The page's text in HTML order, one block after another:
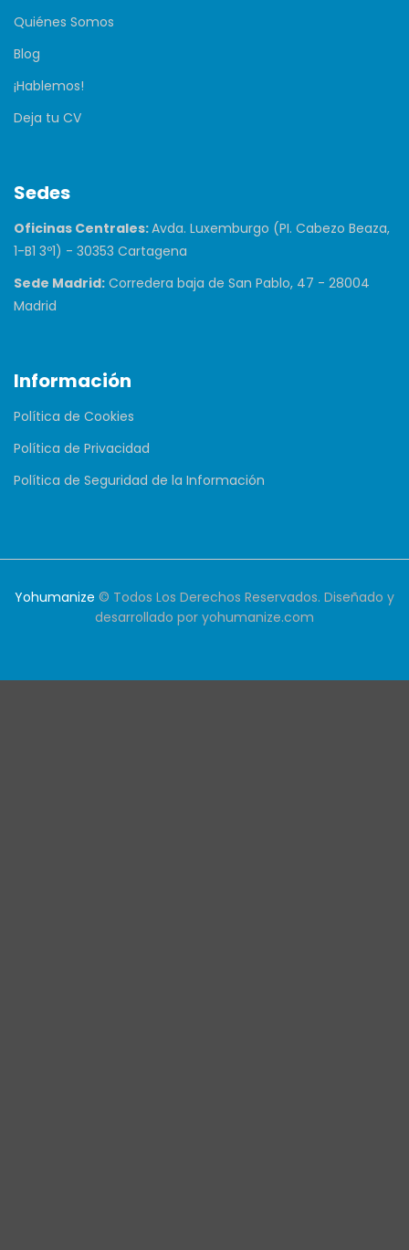
Quiénes Somos
Blog
¡Hablemos!
Deja tu CV
Sedes
Oficinas Centrales:Avda. Luxemburgo (PI. Cabezo Beaza,
1-B1 3º1) - 30353 Cartagena
Sede Madrid: Corredera baja de San Pablo, 47 - 28004
Madrid
Información
Política de Cookies
Política de Privacidad
Política de Seguridad de la Información
Yohumanize © Todos Los Derechos Reservados. Diseñado y
desarrollado por yohumanize.com